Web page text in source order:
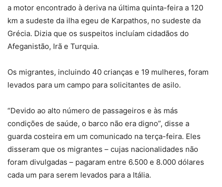
a motor encontrado à deriva na última quinta-feira a 120
km a sudeste da ilha egeu de Karpathos, no sudeste da
Grécia. Dizia que os suspeitos incluíam cidadãos do
Afeganistão, Irã e Turquia.
Os migrantes, incluindo 40 crianças e 19 mulheres, foram
levados para um campo para solicitantes de asilo.
“Devido ao alto número de passageiros e às más
condições de saúde, o barco não era digno”, disse a
guarda costeira em um comunicado na terça-feira. Eles
disseram que os migrantes – cujas nacionalidades não
foram divulgadas – pagaram entre 6.500 e 8.000 dólares
cada um para serem levados para a Itália.